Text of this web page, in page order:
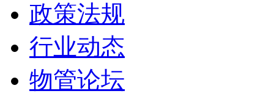
政策法规
行业动态
物管论坛